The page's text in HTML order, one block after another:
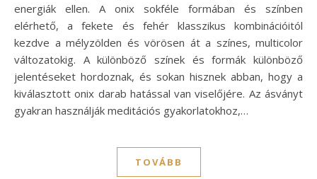
energiák ellen. A onix sokféle formában és színben
elérhető, a fekete és fehér klasszikus kombinációitól
kezdve a mélyzölden és vörösen át a színes, multicolor
változatokig. A különböző színek és formák különböző
jelentéseket hordoznak, és sokan hisznek abban, hogy a
kiválasztott onix darab hatással van viselőjére. Az ásványt
gyakran használják meditációs gyakorlatokhoz,…
TOVÁBB